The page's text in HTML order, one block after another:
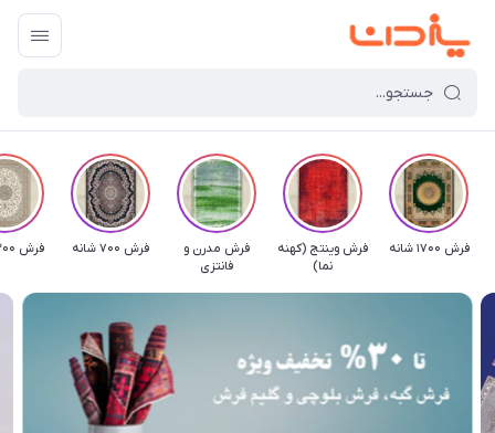
فرش 1700 شانه
فرش وینتج (کهنه
نما)
فرش مدرن و
فانتزی
فرش 700 شانه فرش 1200 شانه